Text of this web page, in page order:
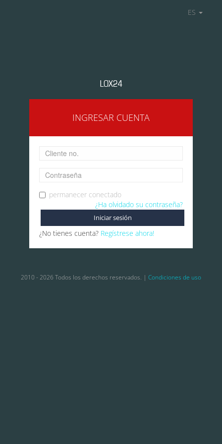
ES
INGRESAR CUENTA
permanecer conectado
¿Ha olvidado su contraseña?
Iniciar sesión
¿No tienes cuenta? Regístrese ahora!
2010 - 2026 Todos los derechos reservados. | Condiciones de uso